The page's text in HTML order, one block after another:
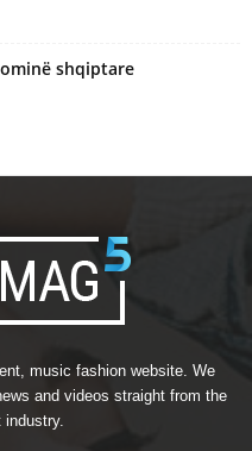
shqiptare
music fashion website. We
and videos straight from the